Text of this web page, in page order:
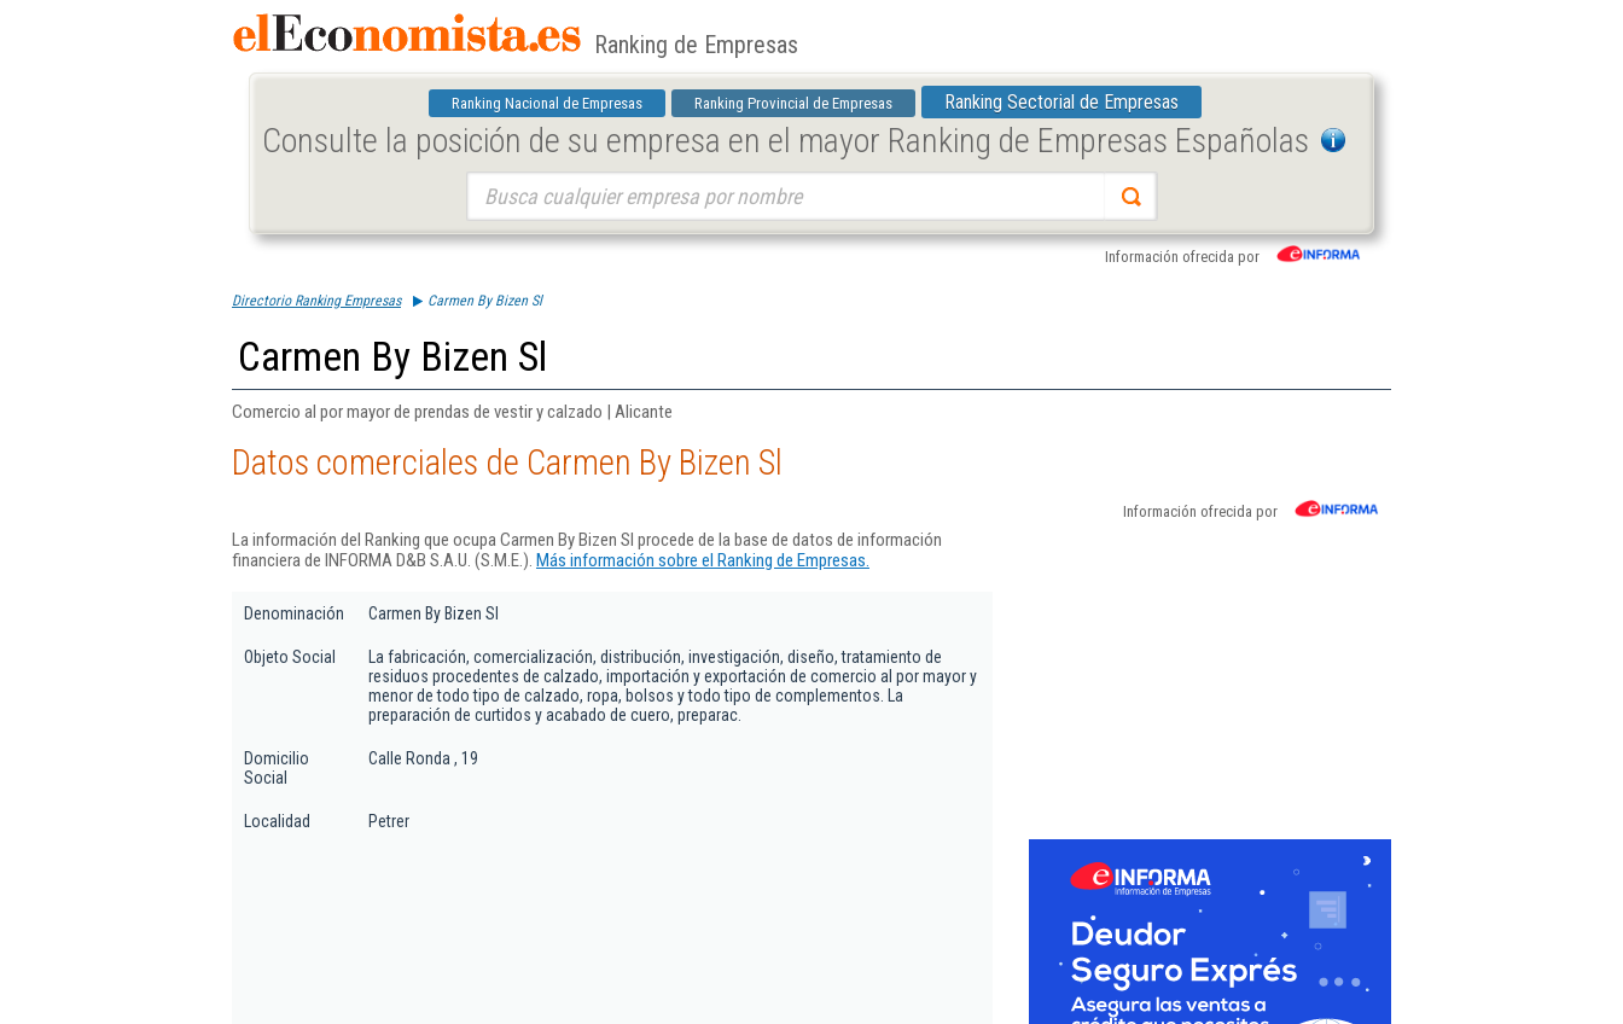
Ranking de Empresas
Ranking Nacional de Empresas Ranking Provincial de Empresas Ranking Sectorial de Empresas
Consulte la posición de su empresa en el mayor Ranking de Empresas Españolas
Información ofrecida por
Directorio Ranking Empresas Carmen By Bizen Sl
Carmen By Bizen Sl
Comercio al por mayor de prendas de vestir y calzado | Alicante
Datos comerciales de Carmen By Bizen Sl
Información ofrecida por
La información del Ranking que ocupa Carmen By Bizen Sl procede de la base de datos de información
financiera de INFORMA D&B S.A.U. (S.M.E.). Más información sobre el Ranking de Empresas.
Denominación Carmen By Bizen Sl
Objeto Social
La fabricación, comercialización, distribución, investigación, diseño, tratamiento de
residuos procedentes de calzado, importación y exportación de comercio al por mayor y
menor de todo tipo de calzado, ropa, bolsos y todo tipo de complementos. La
preparación de curtidos y acabado de cuero, preparac.
Domicilio
Social
Calle Ronda , 19
Localidad Petrer